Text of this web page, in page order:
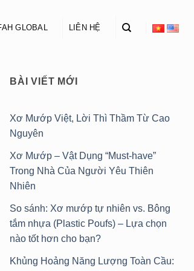
GLOBAL LIÊN HỆ
BÀI VIẾT MỚI
Xơ Mướp Việt, Lời Thì Thầm Từ Cao
Nguyên
Xơ Mướp – Vật Dụng “Must-have”
Trong Nhà Của Người Yêu Thiên
Nhiên
So sánh: Xơ mướp tự nhiên vs. Bông
tắm nhựa (Plastic Poufs) – Lựa chọn
nào tốt hơn cho bạn?
Khủng Hoảng Năng Lượng Toàn Cầu: